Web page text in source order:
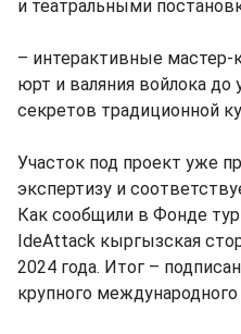
и театральными
– интерактивные мастер-
юрт и валяния войлока
секретов традиционной
Участок под проект уже
экспертизу и
Как сообщили в Фонде
IdeAttack кыргызская
2024 года. Итог –
крупного международного